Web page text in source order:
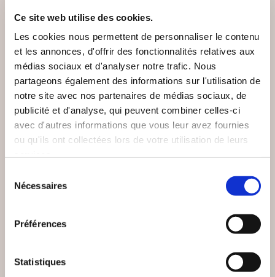
Ce site web utilise des cookies.
Les cookies nous permettent de personnaliser le contenu
et les annonces, d'offrir des fonctionnalités relatives aux
médias sociaux et d'analyser notre trafic. Nous
partageons également des informations sur l'utilisation de
notre site avec nos partenaires de médias sociaux, de
publicité et d'analyse, qui peuvent combiner celles-ci
avec d'autres informations que vous leur avez fournies
ou qu'ils ont collectées lors de votre utilisation de leurs
Nécessaires
Préférences
Statistiques
SEXOLOGIE ET
(0 avis)
LES JOURS VOLÉS DE